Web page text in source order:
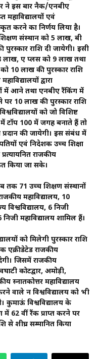
ने इस बार नैक/एनबीए
महाविद्यालयों एवं
करने का निर्णय लिया है।
संस्थान को 5 लाख, बी
राशि दी जायेगी। इसी
8 लाख, ए प्लस को 9 लाख तथा
10 लाख की पुरस्कार राशि
द्वारा
में आने तथा एनबीए रैंकिंग में
10 लाख की पुरस्कार राशि
को जो विशिष्ट
टॉप 100 में जगह बनाते हैं तो
प्रदान की जायेगी। इस संबंध में
एवं निदेशक उच्च शिक्षा
राजकीय
किया जा सके।
तक 71 उच्च शिक्षण संस्थानों
महाविद्यालय, 10
विश्वविद्यालय, 6 निजी
निजी महाविद्यालय शामिल हैं।
को मिलेगी पुरस्कार राशि
एक्रीडेटेड राजकीय
देगी। जिसमें राजकीय
कोटद्वार, अमोड़ी,
स्नातकोत्तर महाविद्यालय
वाले दून विश्वविद्यालय को भी
कुमाऊं विश्वविद्यालय के
62 वीं रैंक प्राप्त करने पर
से शीघ्र सम्मानित किया